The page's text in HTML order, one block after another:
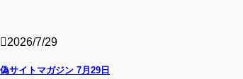
2026/7/29
偽サイトマガジン 7月29日